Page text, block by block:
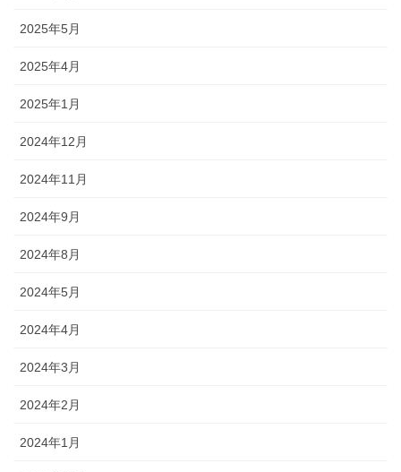
2025年5月
2025年4月
2025年1月
2024年12月
2024年11月
2024年9月
2024年8月
2024年5月
2024年4月
2024年3月
2024年2月
2024年1月